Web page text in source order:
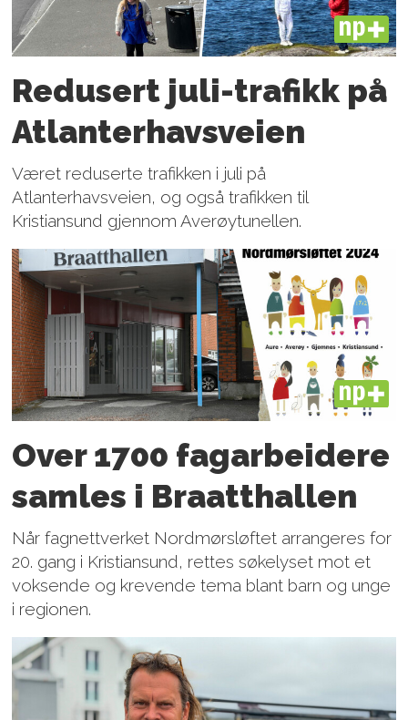
PLUS
Redusert juli-trafikk på
Atlanter­havsveien
Været reduserte trafikken i juli på
Atlanterhavsveien, og også trafikken til
Kristiansund gjennom Averøytunellen.
PLUS
Over 1700 fagarbeidere
samles i Braatthallen
Når fagnettverket Nordmørsløftet arrangeres for
20. gang i Kristiansund, rettes søkelyset mot et
voksende og krevende tema blant barn og unge
i regionen.